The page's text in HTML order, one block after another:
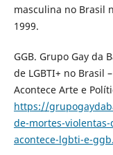
masculina no Brasil
1999.
GGB. Grupo Gay da
de LGBTI+ no Brasil
Acontece Arte e
https://
de-mortes-
acontece-lgbti-e-